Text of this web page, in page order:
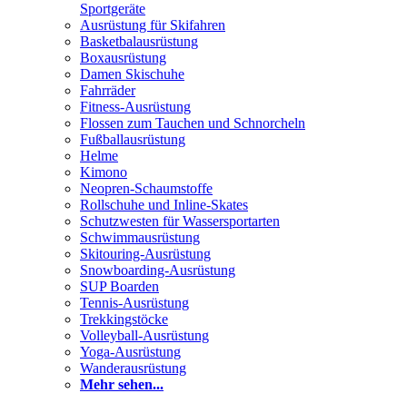
Sportgeräte
Ausrüstung für Skifahren
Basketbalausrüstung
Boxausrüstung
Damen Skischuhe
Fahrräder
Fitness-Ausrüstung
Flossen zum Tauchen und Schnorcheln
Fußballausrüstung
Helme
Kimono
Neopren-Schaumstoffe
Rollschuhe und Inline-Skates
Schutzwesten für Wassersportarten
Schwimmausrüstung
Skitouring-Ausrüstung
Snowboarding-Ausrüstung
SUP Boarden
Tennis-Ausrüstung
Trekkingstöcke
Volleyball-Ausrüstung
Yoga-Ausrüstung
Wanderausrüstung
Mehr sehen...